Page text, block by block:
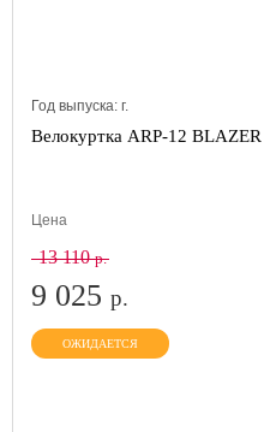
Год выпуска: г.
Велокуртка ARP-12
Цена
13 110р.
9 025 р.
ОЖИДАЕТСЯ